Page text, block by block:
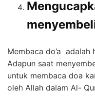
Membaca do’a adalah
Adapun saat
untuk membaca doa
oleh Allah dalam Al-